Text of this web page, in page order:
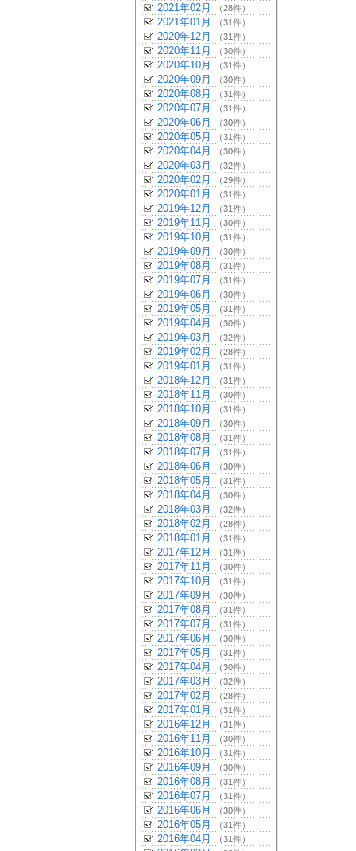
2021年02月 （28件）
2021年01月 （31件）
2020年12月 （31件）
2020年11月 （30件）
2020年10月 （31件）
2020年09月 （30件）
2020年08月 （31件）
2020年07月 （31件）
2020年06月 （30件）
2020年05月 （31件）
2020年04月 （30件）
2020年03月 （32件）
2020年02月 （29件）
2020年01月 （31件）
2019年12月 （31件）
2019年11月 （30件）
2019年10月 （31件）
2019年09月 （30件）
2019年08月 （31件）
2019年07月 （31件）
2019年06月 （30件）
2019年05月 （31件）
2019年04月 （30件）
2019年03月 （32件）
2019年02月 （28件）
2019年01月 （31件）
2018年12月 （31件）
2018年11月 （30件）
2018年10月 （31件）
2018年09月 （30件）
2018年08月 （31件）
2018年07月 （31件）
2018年06月 （30件）
2018年05月 （31件）
2018年04月 （30件）
2018年03月 （32件）
2018年02月 （28件）
2018年01月 （31件）
2017年12月 （31件）
2017年11月 （30件）
2017年10月 （31件）
2017年09月 （30件）
2017年08月 （31件）
2017年07月 （31件）
2017年06月 （30件）
2017年05月 （31件）
2017年04月 （30件）
2017年03月 （32件）
2017年02月 （28件）
2017年01月 （31件）
2016年12月 （31件）
2016年11月 （30件）
2016年10月 （31件）
2016年09月 （30件）
2016年08月 （31件）
2016年07月 （31件）
2016年06月 （30件）
2016年05月 （31件）
2016年04月 （31件）